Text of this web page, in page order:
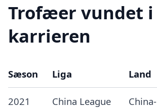
Trofæer vundet i
karrieren
Sæson Liga Land
2021
China League
China-